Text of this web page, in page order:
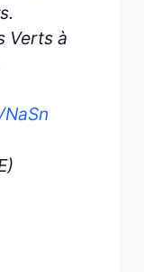
Verts à